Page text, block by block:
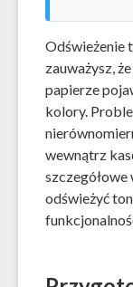
Odświeżenie
zauważysz,
papierze
kolory.
wewnątrz
odświeżyć